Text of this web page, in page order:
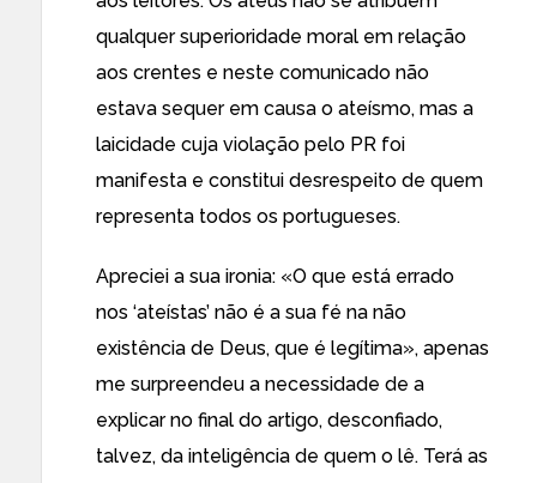
qualquer superioridade moral em relação
aos crentes e neste comunicado não
estava sequer em causa o ateísmo, mas a
laicidade cuja violação pelo PR foi
manifesta e constitui desrespeito de quem
representa todos os portugueses.
Apreciei a sua ironia: «O que está errado
nos ‘ateístas’ não é a sua fé na não
existência de Deus, que é legítima», apenas
me surpreendeu a necessidade de a
explicar no final do artigo, desconfiado,
talvez, da inteligência de quem o lê. Terá as